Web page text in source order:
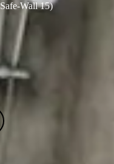
Wall 15)